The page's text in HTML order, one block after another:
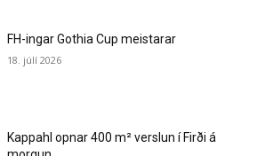
FH-ingar Gothia Cup meistarar
18. júlí 2026
Kappahl opnar 400 m² verslun í Firði á